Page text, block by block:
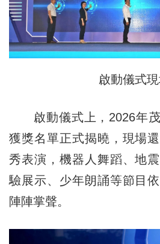
啟動儀式
啟動儀式上，2026年茂
獲獎名單正式揭曉，現場
秀表演，機器人舞蹈、地
驗展示、少年朗誦等節目
陣陣掌聲。